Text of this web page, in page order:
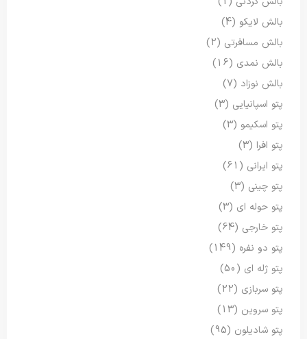
بالش لایکو (4)
بالش مسافرتی (2)
بالش نمدی (16)
بالش نوزاد (7)
پتو اسپانیایی (3)
پتو اسکیمو (3)
پتو افرا (3)
پتو ایرانی (61)
پتو چینی (3)
پتو حوله ای (3)
پتو خارجی (64)
پتو دو نفره (149)
پتو ژله ای (50)
پتو سربازی (22)
پتو سروین (13)
پتو شادیلون (95)